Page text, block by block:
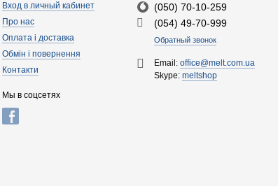
Вход в личный кабинет
Про нас
Оплата і доставка
Обмін і повернення
Контакти
Мы в соцсетях
(050) 70-10-259
(054) 49-70-999
Обратный звонок
Email:office@melt.com.ua
Skype:meltshop